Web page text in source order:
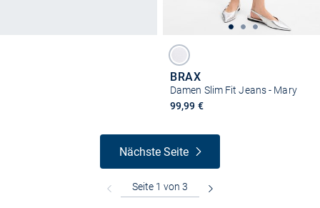
BRAX
Damen Slim Fit Jeans - Mary
99,99 €
Nächste Seite
Kostenlose Lieferung und Retoure mit unserem Friends